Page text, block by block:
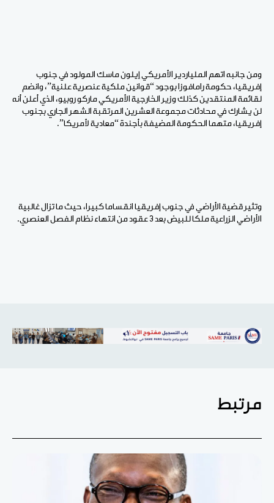
ومن جانبه اتهم الملياردير الأمريكي إيلون ماسك المولود في جنوب
إفريقيا، حكومة رامافوزا بوجود “قوانين ملكية عنصرية علنية”، وانضم
لقائمة المنتقدين كذلك وزير الخارجية الأمريكي ماركو روبيو، الذي أعلن أنه
لن يشارك في محادثات مجموعة العشرين المرتقبة الشهر الجاري بجنوب
إفريقيا، متهما الحكومة المضيفة بأجندة “معادية لأمريكا”.
وتثير قضية الأراضي في جنوب إفريقيا انقساما كبيرا، حيث ما تزال غالبية
الأراضي الزراعية ملكا للبيض بعد 3 عقود من انتهاء نظام الفصل العنصري.
مرتبط